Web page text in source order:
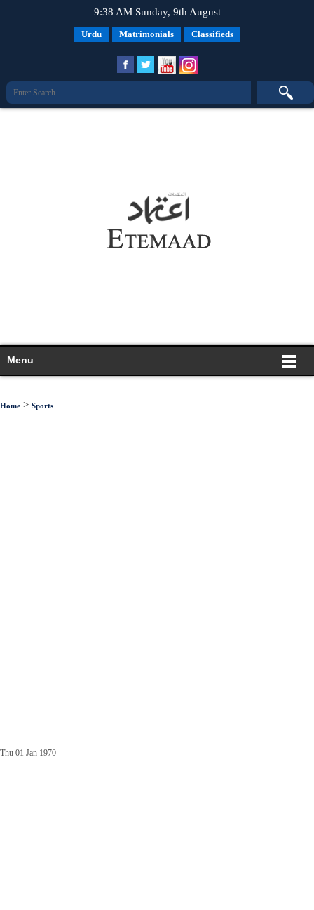
9:38 AM Sunday, 9th August
Urdu Matrimonials Classifieds
Menu
Home > Sports
Thu 01 Jan 1970